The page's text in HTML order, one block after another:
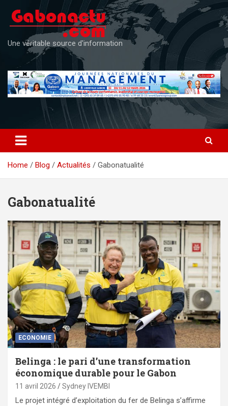
content
Une véritable source d'information
Home Blog Actualités Gabonatualité
Gabonatualité
ECONOMIE
Belinga : le pari d’une transformation
économique durable pour le Gabon
11 avril 2026 Sydney IVEMBI
Le projet intégré d’exploitation du fer de Belinga s’affirme